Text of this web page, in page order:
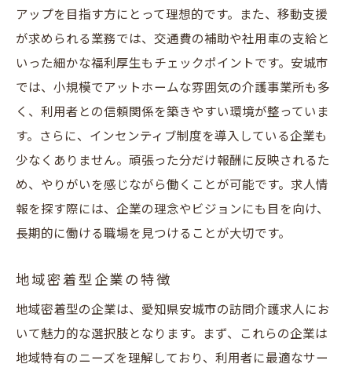
アップを目指す方にとって理想的です。また、移動支援
が求められる業務では、交通費の補助や社用車の支給と
いった細かな福利厚生もチェックポイントです。安城市
では、小規模でアットホームな雰囲気の介護事業所も多
く、利用者との信頼関係を築きやすい環境が整っていま
す。さらに、インセンティブ制度を導入している企業も
少なくありません。頑張った分だけ報酬に反映されるた
め、やりがいを感じながら働くことが可能です。求人情
報を探す際には、企業の理念やビジョンにも目を向け、
長期的に働ける職場を見つけることが大切です。
地域密着型企業の特徴
地域密着型の企業は、愛知県安城市の訪問介護求人にお
いて魅力的な選択肢となります。まず、これらの企業は
地域特有のニーズを理解しており、利用者に最適なサー